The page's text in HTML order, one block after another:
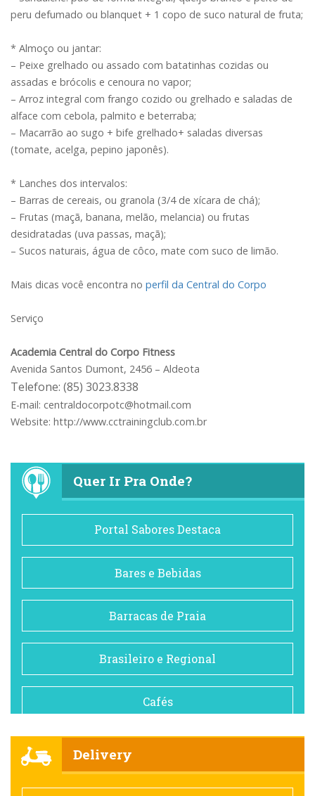
peru defumado ou blanquet + 1 copo de suco natural de fruta;
* Almoço ou jantar:
– Peixe grelhado ou assado com batatinhas cozidas ou
assadas e brócolis e cenoura no vapor;
– Arroz integral com frango cozido ou grelhado e saladas de
alface com cebola, palmito e beterraba;
– Macarrão ao sugo + bife grelhado+ saladas diversas
(tomate, acelga, pepino japonês).
* Lanches dos intervalos:
– Barras de cereais, ou granola (3/4 de xícara de chá);
– Frutas (maçã, banana, melão, melancia) ou frutas
desidratadas (uva passas, maçã);
– Sucos naturais, água de côco, mate com suco de limão.
Mais dicas você encontra no perfil da Central do Corpo
Serviço
Academia Central do Corpo Fitness
Avenida Santos Dumont, 2456 – Aldeota
Telefone: (85) 3023.8338
E-mail: centraldocorpotc@hotmail.com
Website: http://www.cctrainingclub.com.br
Quer Ir Pra Onde?
Portal Sabores Destaca
Bares e Bebidas
Barracas de Praia
Brasileiro e Regional
Cafés
Comida saudável
Delivery